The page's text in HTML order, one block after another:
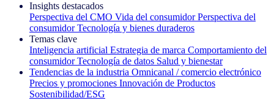
Insights destacados
Perspectiva del CMO Vida del consumidor Perspectiva del
consumidor Tecnología y bienes duraderos
Temas clave
Inteligencia artificial Estrategia de marca Comportamiento del
consumidor Tecnología de datos Salud y bienestar
Tendencias de la industria Omnicanal / comercio electrónico
Precios y promociones Innovación de Productos
Sostenibilidad/ESG